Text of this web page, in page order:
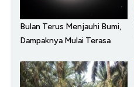
Bulan Terus Menjauhi Bumi,
Dampaknya Mulai Terasa